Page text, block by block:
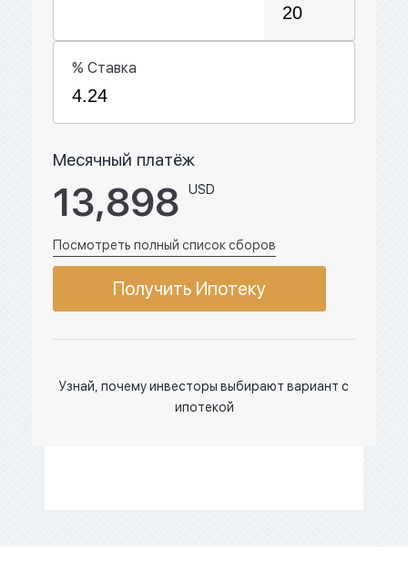
% Ставка
Месячный платёж
13,898 USD
Посмотреть полный список сборов
Получить Ипотеку
Узнай, почему инвесторы выбирают вариант с
ипотекой